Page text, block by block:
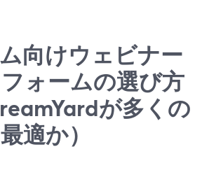
向けウェビナー
ォームの選び方
が多くの
適か）